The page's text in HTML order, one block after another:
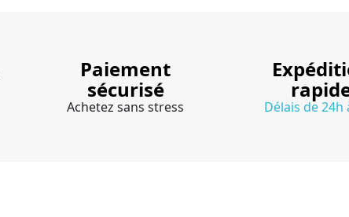
Paiement
sécurisé
Achetez sans stress Délais de 24h